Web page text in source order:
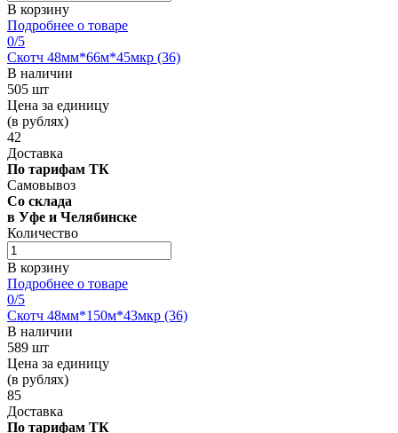
В корзину
Подробнее о товаре
0/5
Скотч 48мм*66м*45мкр (36)
В наличии
505 шт
Цена за единицу
(в рублях)
42
Доставка
По тарифам ТК
Самовывоз
Со склада
в Уфе и Челябинске
Количество
В корзину
Подробнее о товаре
0/5
Скотч 48мм*150м*43мкр (36)
В наличии
589 шт
Цена за единицу
(в рублях)
85
Доставка
По тарифам ТК